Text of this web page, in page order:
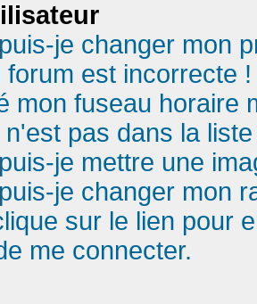
je changer mon
forum est incorrecte !
mon fuseau horaire
n'est pas dans la
je mettre une
je changer mon
sur le lien pour
me connecter.